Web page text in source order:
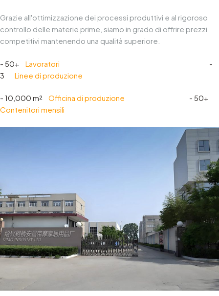
Grazie all'ottimizzazione dei processi produttivi e al rigoroso
controllo delle materie prime, siamo in grado di offrire prezzi
competitivi mantenendo una qualità superiore.
- 50+ Lavoratori -
3 Linee di produzione
- 10,000 m² Officina di produzione - 50+
Contenitori mensili